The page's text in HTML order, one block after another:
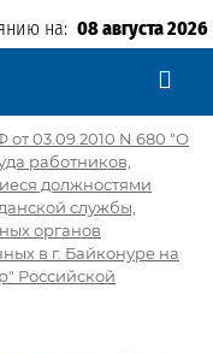
на: 08 августа 2026
от 03.09.2010 N 680 "О
работников,
должностями
службы,
органов
в г. Байконуре на
Российской